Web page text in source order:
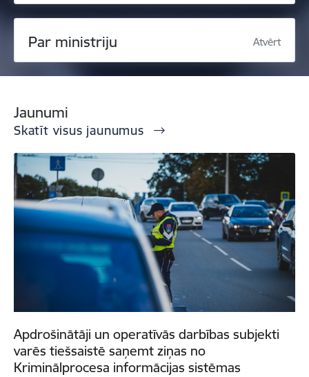
Par ministriju Atvērt
Jaunumi
Skatīt visus jaunumus
Apdrošinātāji un operatīvās darbības subjekti
varēs tiešsaistē saņemt ziņas no
Kriminālprocesa informācijas sistēmas